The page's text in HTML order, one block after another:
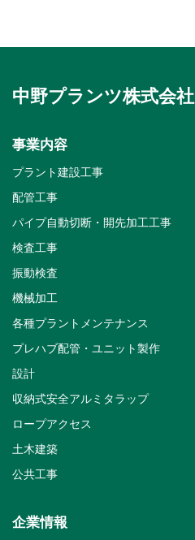
中野プランツ株式会社
事業内容
プラント建設工事
配管工事
パイプ自動切断・開先加工工事
検査工事
振動検査
機械加工
各種プラントメンテナンス
プレハブ配管・ユニット製作
設計
収納式安全アルミタラップ
ロープアクセス
土木建築
公共工事
企業情報